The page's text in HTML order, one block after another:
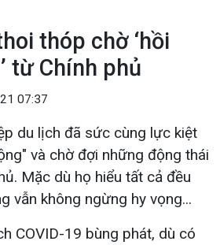
thóp chờ ‘hồi
từ Chính phủ
07:37
du lịch đã sức cùng lực kiệt
và chờ đợi những động thái
Mặc dù họ hiểu tất cả đều
vẫn không ngừng hy vọng...
COVID-19 bùng phát, dù có